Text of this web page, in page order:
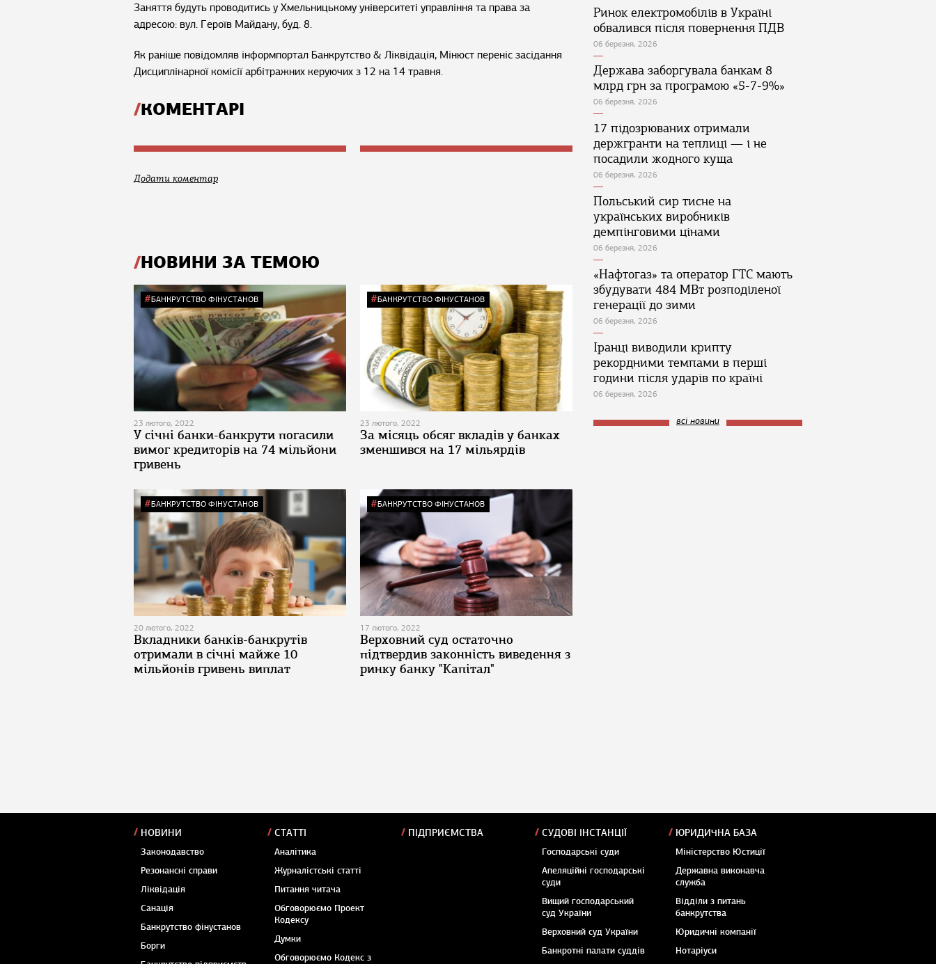
Заняття будуть проводитись у Хмельницькому університеті управління та права за
адресою: вул. Героїв Майдану, буд. 8.
Як раніше повідомляв інформпортал Банкрутство & Ліквідація, Мінюст переніс засідання
Дисциплінарної комісії арбітражних керуючих з 12 на 14 травня.
КОМЕНТАРІ
Додати коментар
НОВИНИ ЗА ТЕМОЮ
БАНКРУТСТВО ФІНУСТАНОВ
23 лютого, 2022
У січні банки-банкрути погасили
вимог кредиторів на 74 мільйони
гривень
БАНКРУТСТВО ФІНУСТАНОВ
23 лютого, 2022
За місяць обсяг вкладів у банках
зменшився на 17 мільярдів
БАНКРУТСТВО ФІНУСТАНОВ
20 лютого, 2022
Вкладники банків-банкрутів
отримали в січні майже 10
мільйонів гривень виплат
БАНКРУТСТВО ФІНУСТАНОВ
17 лютого, 2022
Верховний суд остаточно
підтвердив законність виведення з
ринку банку "Капітал"
Ринок електромобілів в Україні
обвалився після повернення ПДВ
06 березня, 2026
Держава заборгувала банкам 8
млрд грн за програмою «5-7-9%»
06 березня, 2026
17 підозрюваних отримали
держгранти на теплиці — і не
посадили жодного куща
06 березня, 2026
Польський сир тисне на
українських виробників
демпінговими цінами
06 березня, 2026
«Нафтогаз» та оператор ГТС мають
збудувати 484 МВт розподіленої
генерації до зими
06 березня, 2026
Іранці виводили крипту
рекордними темпами в перші
години після ударів по країні
06 березня, 2026
всі новини
НОВИНИ
Законодавство
Резонансні справи
Ліквідація
Санація
Банкрутство фінустанов
Борги
СТАТТІ
Аналітика
Журналістські статті
Питання читача
Обговорюємо Проект
Кодексу
Думки
Обговорюємо Кодекс з
ПІДПРИЄМСТВА СУДОВІ ІНСТАНЦІЇ
Господарські суди
Апеляційні господарські
суди
Вищий господарський
суд України
Верховний суд України
Банкротні палати суддів
ЮРИДИЧНА БАЗА
Міністерство Юстиції
Державна виконавча
служба
Відділи з питань
банкрутства
Юридичні компанії
Нотаріуси